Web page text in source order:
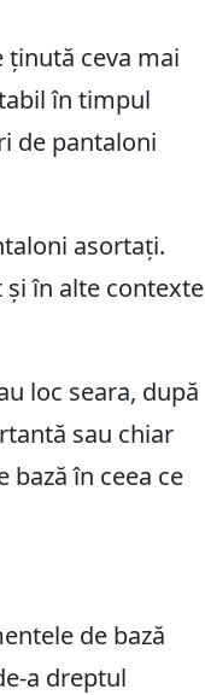
ținută ceva mai
în timpul
de pantaloni
asortați.
în alte contexte
loc seara, după
sau chiar
în ceea ce
de bază
a dreptul